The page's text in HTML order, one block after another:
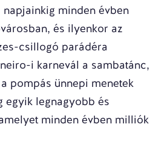
napjainkig minden évben
és ilyenkor az
csillogó parádéra
i karnevál a sambatánc,
pompás ünnepi menetek
egyik legnagyobb és
minden évben milliók